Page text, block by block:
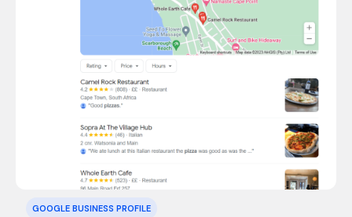
GOOGLE BUSINESS PROFILE